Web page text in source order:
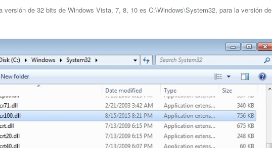
versión de 32 bits de Windows Vista, 7, 8, 10 es C:\Windows\System32, para la versión de